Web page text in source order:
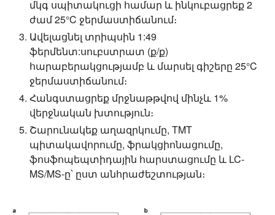
մկգ սպիտակուցի համար և ինկուբացրեք 2
ժամ 25°C ջերմաստիճանում։
Ավելացնել տրիպսին 1:49
ֆերմենտ:սուբստրատ (ք/ք)
հարաբերակցությամբ և մարսել գիշերը 25°C
ջերմաստիճանում։
Հանգստացրեք մրջնաթթվով մինչև 1%
վերջնական խտություն։
Շարունակեք աղազրկումը, TMT
պիտակավորումը, ֆրակցիոնացումը,
ֆոսֆոպեպտիդային հարստացումը և LC-
MS/MS-ը՝ ըստ անհրաժեշտության։